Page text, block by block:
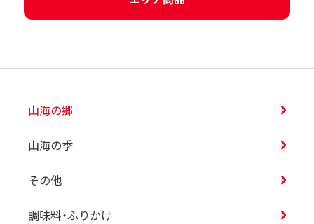
山海の郷
山海の季
その他
調味料・ふりかけ